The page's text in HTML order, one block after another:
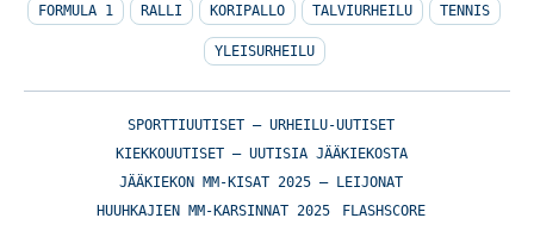
FORMULA 1 RALLI KORIPALLO TALVIURHEILU TENNIS
YLEISURHEILU
SPORTTIUUTISET – URHEILU-UUTISET
KIEKKOUUTISET – UUTISIA JÄÄKIEKOSTA
JÄÄKIEKON MM-KISAT 2025 – LEIJONAT
HUUHKAJIEN MM-KARSINNAT 2025
FLASHSCORE